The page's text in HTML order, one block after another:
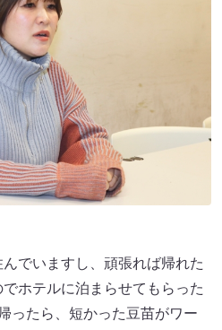
でいますし、頑張れば帰れた
ホテルに泊まらせてもらった
ったら、短かった豆苗がワー